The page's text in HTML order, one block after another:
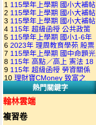
1 115學年上學期 國小大補帖
南一版 國語+數學+社會+生活
+自然 1-6年級 教學光碟DVD
版(3DVD)
2 115學年上學期 國小大補帖
康軒版 國語+數學+社會+生活
+自然 1-6年級 教學光碟DVD
版(3DVD)
3 115學年上學期 國小大補帖
翰林版 國語+數學+社會+生活
+自然 1-6年級 教學光碟DVD
版(3DVD)
4 115年 超級函授 公共政策
22堂課+總複習 張楚老師 含
PDF講義 函授DVD(9DVD)
5 115學年上學期 國小1-6年
級 習作解答(含康軒.南一.翰林
全版本.全科目)合輯版 DVD版
6 2023年 理周教育學苑 股票
當沖煉金術 主講：朱家泓 國
語發音 DVD版
7 115學年上學期 國中命題光
碟 翰林版 英文科 1-3年級 題
庫光碟
8 115年 高點／高上 憲法 18
堂課 宗台大老師 含PDF講義
函授DVD(8DVD)【適用於律
師司法考試】
9 115年 超級函授 勞資關係
概要 11堂課+總複習 陸川老
師 含PDF講義 函授
DVD(5DVD)
10 理財寶CMoney 致富之
道：上班族飆股攻略班 主
講：朱家泓+林穎 國語發音
熱門關鍵字
翰林雲端
複習卷